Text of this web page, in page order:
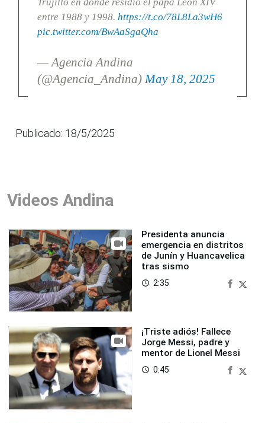
Trujillo en donde residió el papa León XIV
entre 1988 y 1998. https://t.co/78L8La3wH6
pic.twitter.com/BwAaSgaQha
— Agencia Andina
(@Agencia_Andina)May 18, 2025
Publicado: 18/5/2025
Videos Andina
Presidenta anuncia
emergencia en distritos
de Junín y Huancavelica
tras sismo
access_time 2:35
¡Triste adiós! Fallece
Jorge Messi, padre y
mentor de Lionel Messi
access_time 0:45